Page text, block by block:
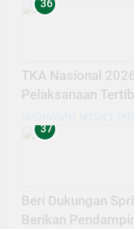
36
TKA Nasional
Pelaksanaan
37
Beri Dukungan
Berikan